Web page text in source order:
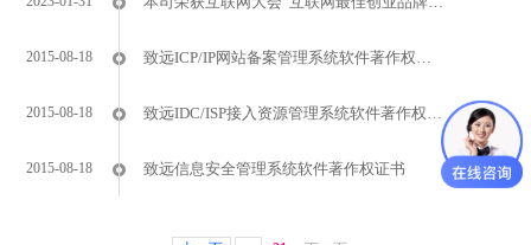
2015-08-18 致远ICP/IP网站备案管理系统软件著作权证书
2015-08-18 致远IDC/ISP接入资源管理系统软件著作权证书
2015-08-18 致远信息安全管理系统软件著作权证书